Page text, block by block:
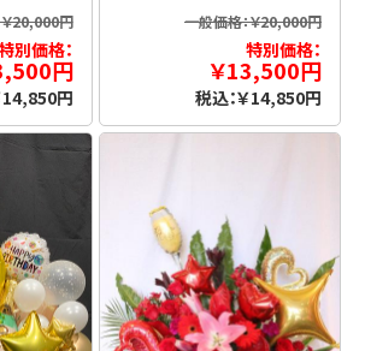
20,000円
別価格：
円
14,850円
一般価格：￥20,000円
特別価格：
￥13,500円
税込：￥14,850円